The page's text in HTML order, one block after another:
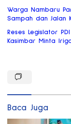
Warga Nambaru
Sampah dan Jalan
Reses Legislator
Kasimbar Minta
Baca Juga